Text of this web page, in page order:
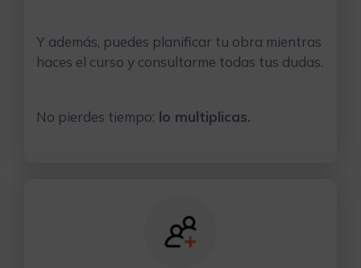
Y además, puedes planificar tu obra mientras
haces el curso y consultarme todas tus dudas.
No pierdes tiempo: lo multiplicas.